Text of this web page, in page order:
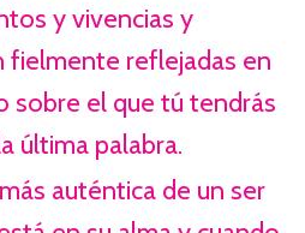
y vivencias y
fielmente reflejadas en
sobre el que tú tendrás
última palabra.
auténtica de un ser